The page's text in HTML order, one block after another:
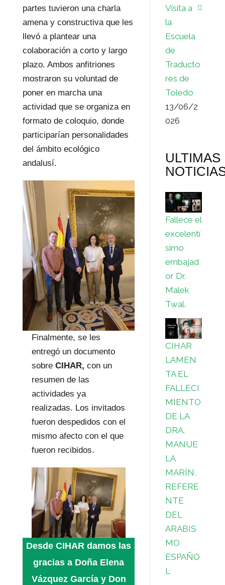
partes tuvieron una charla
amena y constructiva que les
llevó a plantear una
colaboración a corto y largo
plazo. Ambos anfitriones
mostraron su voluntad de
poner en marcha una
actividad que se organiza en
formato de coloquio, donde
participarían personalidades
del ámbito ecológico
andalusí.
Finalmente, se les
entregó un documento
sobre CIHAR, con un
resumen de las
actividades ya
realizadas. Los invitados
fueron despedidos con el
mismo afecto con el que
fueron recibidos.
DesdeCIHARdamos las
gracias a Doña Elena
Vázquez García yDon
Visita a
la
Escuela
de
Traducto
res de
Toledo
13/06/2
026
ULTIMAS
Fallece el
excelentí
simo
embajad
or Dr.
Malek
Twal.
CIHAR
LAMEN
TA EL
FALLECI
MIENTO
DE LA
DRA.
MANUE
LA
MARÍN,
REFERE
NTE
DEL
ARABIS
MO
ESPAÑO
L